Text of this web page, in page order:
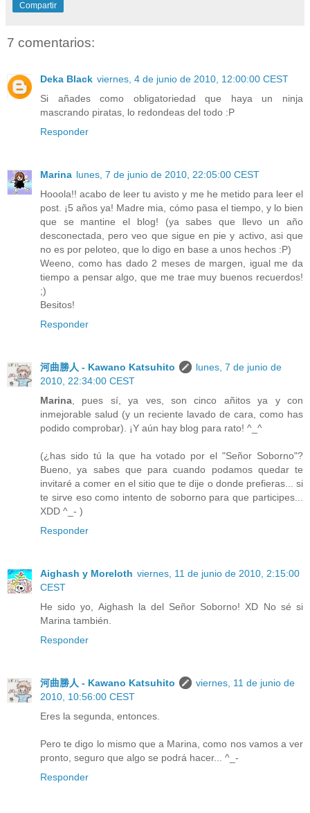
Compartir
7 comentarios:
Deka Black viernes, 4 de junio de 2010, 12:00:00 CEST
Si añades como obligatoriedad que haya un ninja
mascrando piratas, lo redondeas del todo :P
Responder
Marina lunes, 7 de junio de 2010, 22:05:00 CEST
Hooola!! acabo de leer tu avisto y me he metido para leer el
post. ¡5 años ya! Madre mia, cómo pasa el tiempo, y lo bien
que se mantine el blog! (ya sabes que llevo un año
desconectada, pero veo que sigue en pie y activo, asi que
no es por peloteo, que lo digo en base a unos hechos :P)
Weeno, como has dado 2 meses de margen, igual me da
tiempo a pensar algo, que me trae muy buenos recuerdos!
;)
Besitos!
Responder
河曲勝人 - Kawano Katsuhito
lunes, 7 de junio de
2010, 22:34:00 CEST
Marina , pues sí, ya ves, son cinco añitos ya y con
inmejorable salud (y un reciente lavado de cara, como has
podido comprobar). ¡Y aún hay blog para rato! ^_^
(¿has sido tú la que ha votado por el "Señor Soborno"?
Bueno, ya sabes que para cuando podamos quedar te
invitaré a comer en el sitio que te dije o donde prefieras... si
te sirve eso como intento de soborno para que participes...
XDD ^_- )
Responder
Aighash y Moreloth viernes, 11 de junio de 2010, 2:15:00
CEST
He sido yo, Aighash la del Señor Soborno! XD No sé si
Marina también.
Responder
河曲勝人 - Kawano Katsuhito
viernes, 11 de junio de
2010, 10:56:00 CEST
Eres la segunda, entonces.
Pero te digo lo mismo que a Marina, como nos vamos a ver
pronto, seguro que algo se podrá hacer... ^_-
Responder